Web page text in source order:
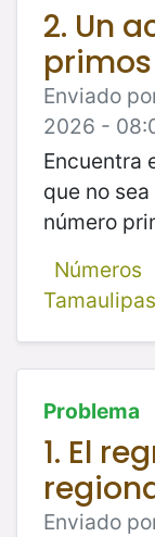
2. Un
primos
Enviado
2026 -
Encuentra
que no
número
Números
Problema
1. El
Enviado